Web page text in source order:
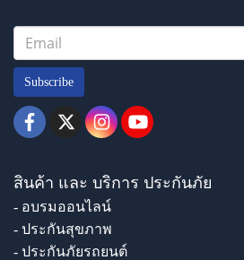
Subscribe
สินค้า และ บริการ ประกันภัย
- อบรมออนไลน์
- ประกันสุขภาพ
- ประกันภัยรถยนต์